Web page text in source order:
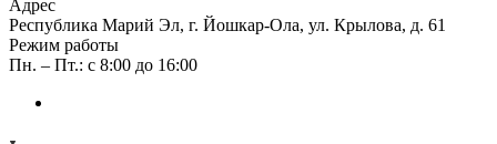
Адрес
Республика Марий Эл, г. Йошкар-Ола, ул. Крылова, д. 61
Режим работы
Пн. – Пт.: с 8:00 до 16:00